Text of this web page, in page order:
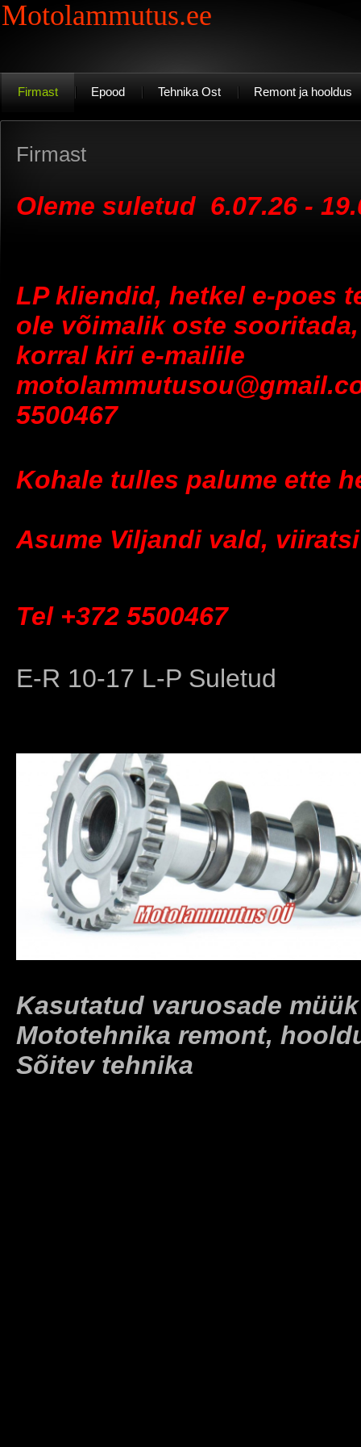
Motolammutus.ee
Firmast Epood Tehnika Ost Remont ja hooldus
Firmast
Oleme suletud 6.07.26 -
LP kliendid, hetkel e-poes
ole võimalik oste
korral kiri e-mailile
5500467
Kohale tulles palume ette
Asume Viljandi vald,
Tel +372 5500467
E-R 10-17 L-P Suletud
Kasutatud varuosade
Mototehnika remont,
Sõitev tehnika